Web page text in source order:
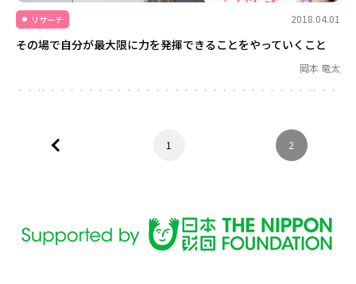
リサーチ 2018.04.01
その場で自分が最大限に力を発揮できることをやっていくこと
岡本 竜太
1 2